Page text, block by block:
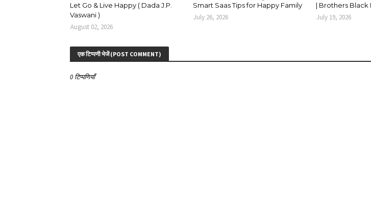
Let Go & Live Happy ( Dada J.P.
Vaswani )
August 02, 2026
Smart Saas Tips for Happy Family
July 26, 2026
| Brothers Black
July 19, 2026
एक टिप्पणी भेजें (POST COMMENT)
0 टिप्पणियाँ